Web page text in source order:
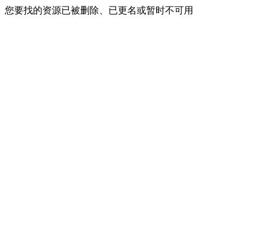
您要找的资源已被删除、已更名或暂时不可用